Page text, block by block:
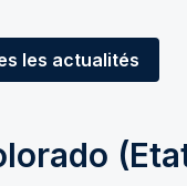
les actualités